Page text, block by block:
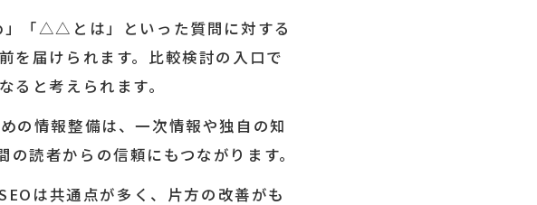
「△△とは」といった質問に対する
を届けられます。比較検討の入口で
と考えられます。
の情報整備は、一次情報や独自の知
読者からの信頼にもつながります。
は共通点が多く、片方の改善がも